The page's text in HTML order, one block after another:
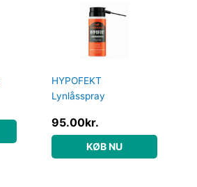
HYPOFEKT
Lynlåsspray
95.00kr.
KØB NU